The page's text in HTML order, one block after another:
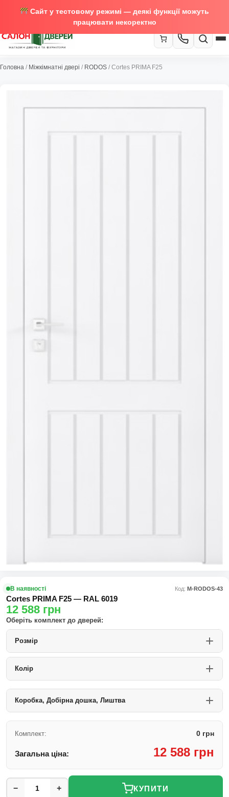
Сайт у тестовому режимі — деякі функції можуть
працювати некоректно
067-370-89-35
Головна / Міжкімнатні двері / RODOS / Cortes PRIMA F25
В наявності Код: М-RODOS-43
Cortes PRIMA F25 — RAL 6019
12 588 грн
Оберіть комплект до дверей:
Розмір
Колір
Коробка, Добірна дошка, Лиштва
Комплект: 0 грн
Загальна ціна: 12 588 грн
− + КУПИТИ